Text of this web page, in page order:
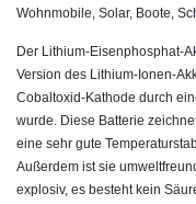
Wohnmobile, Solar, Boote,
Der Lithium-Eisenphosphat-
Version des Lithium-Ionen-
Cobaltoxid-Kathode durch
wurde. Diese Batterie
eine sehr gute
Außerdem ist sie u
explosiv, es besteht kein